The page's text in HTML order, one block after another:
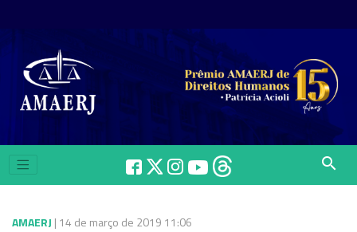
search
AMAERJ | 14 de março de 2019 11:06